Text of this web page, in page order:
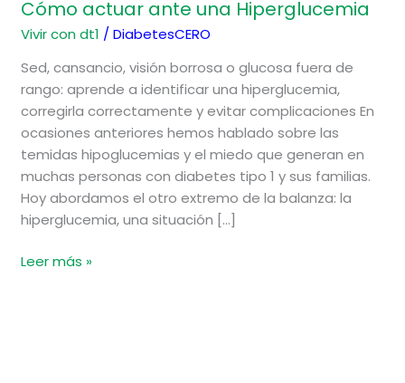
Cómo actuar ante una Hiperglucemia
Vivir con dt1 /DiabetesCERO
Sed, cansancio, visión borrosa o glucosa fuera de
rango: aprende a identificar una hiperglucemia,
corregirla correctamente y evitar complicaciones En
ocasiones anteriores hemos hablado sobre las
temidas hipoglucemias y el miedo que generan en
muchas personas con diabetes tipo 1 y sus familias.
Hoy abordamos el otro extremo de la balanza: la
hiperglucemia, una situación […]
Leer más »